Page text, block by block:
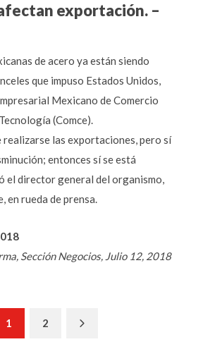
exportación. –
de acero ya están siendo
que impuso Estados Unidos,
Mexicano de Comercio
(Comce).
realizarse las exportaciones, pero sí
entonces sí se está
el director general del organismo,
en rueda de prensa.
Sección Negocios, Julio 12, 2018
1 2